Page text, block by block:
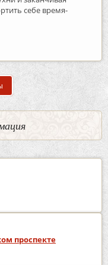
себе время-
проспекте